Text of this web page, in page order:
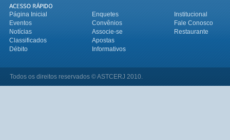
Página Inicial Enquetes
Institucional
Eventos
Convênios
Fale Conosco
Notícias
Associe-se
Restaurante
Classificados
Apostas
Débito
Informativos
Todos os direitos reservados © ASTCERJ 2010.